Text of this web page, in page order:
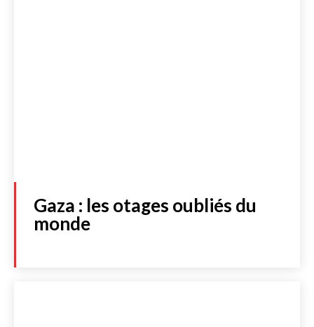
Gaza : les otages oubliés du
monde